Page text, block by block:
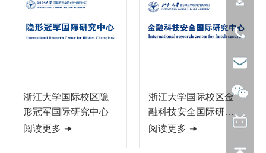
浙江大学国际校区隐
形冠军国际研究中心
阅读更多
浙江大学国际校区金
融科技安全国际研究
中心
阅读更多